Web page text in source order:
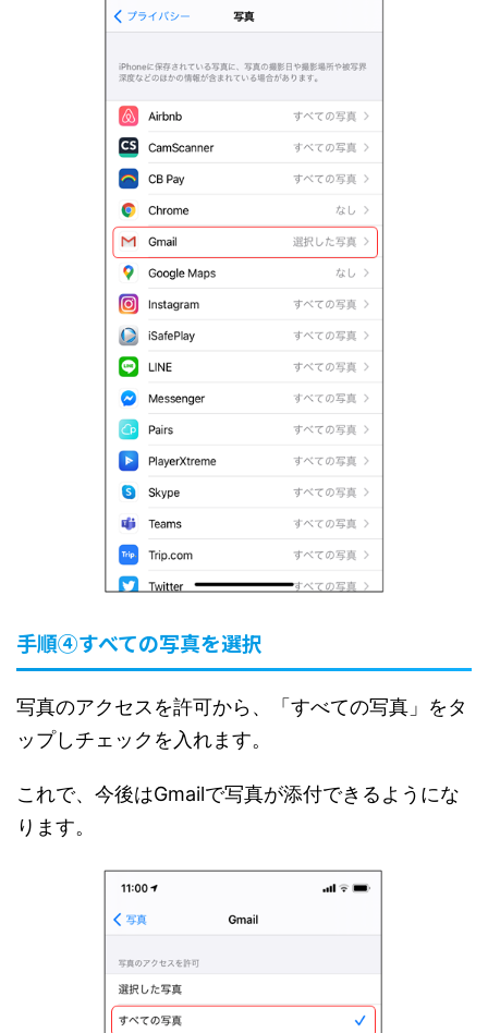
手順④すべての写真を選択
写真のアクセスを許可から、「すべての写真」をタ
ップしチェックを入れます。
これで、今後はGmailで写真が添付できるようにな
ります。